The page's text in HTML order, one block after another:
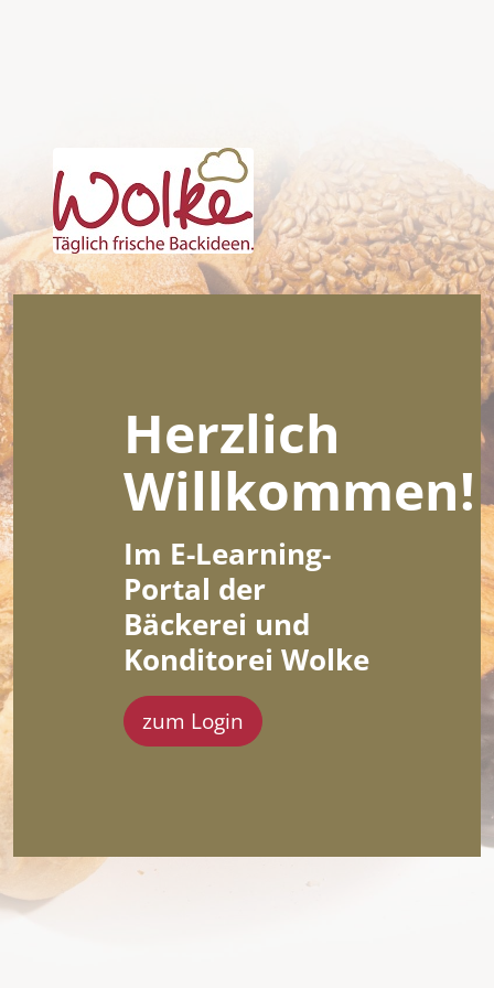
Herzlich
Willkommen!
Im E-Learning-
Portal der
Bäckerei und
Konditorei Wolke
zum Login